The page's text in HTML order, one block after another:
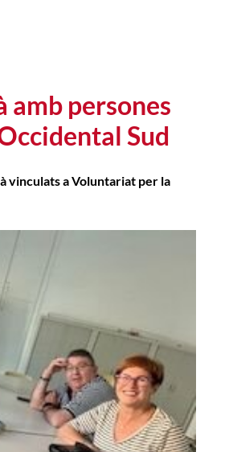
amb persones
Sud
vinculats a Voluntariat per la